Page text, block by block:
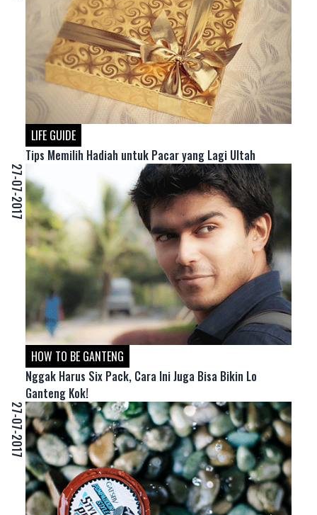
LIFE GUIDE
Tips Memilih Hadiah untuk Pacar yang Lagi Ultah
27-07-2017
HOW TO BE GANTENG
Nggak Harus Six Pack, Cara Ini Juga Bisa Bikin Lo
Ganteng Kok!
27-07-2017